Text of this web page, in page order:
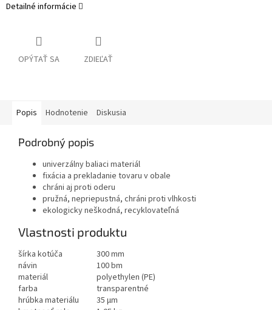
Detailné informácie
OPÝTAŤ SA ZDIEĽAŤ
Popis Hodnotenie Diskusia
Podrobný popis
univerzálny baliaci materiál
fixácia a prekladanie tovaru v obale
chráni aj proti oderu
pružná, nepriepustná, chráni proti vlhkosti
ekologicky neškodná, recyklovateľná
Vlastnosti produktu
šírka kotúča
300 mm
návin
100 bm
materiál
polyethylen (PE)
farba
transparentné
hrúbka materiálu
35 µm